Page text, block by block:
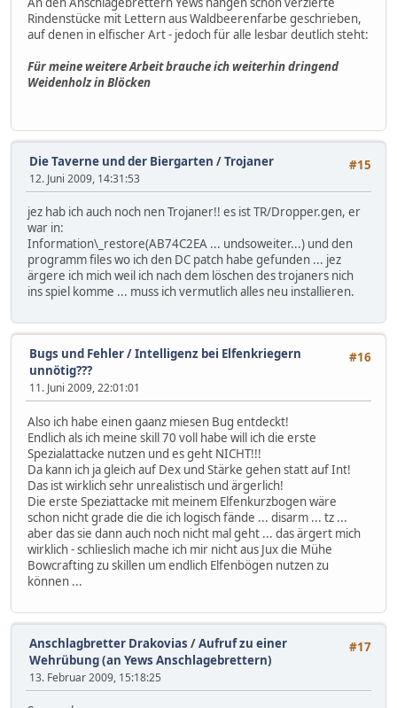
Rindenstücke mit Lettern aus Waldbeerenfarbe geschrieben,
auf denen in elfischer Art - jedoch für alle lesbar deutlich steht:
Für meine weitere Arbeit brauche ich weiterhin dringend
Weidenholz in Blöcken
#15
Die Taverne und der Biergarten /Trojaner
12. Juni 2009, 14:31:53
jez hab ich auch noch nen Trojaner!! es ist TR/Dropper.gen, er
war in:
Information\_restore(AB74C2EA ... undsoweiter...) und den
programm files wo ich den DC patch habe gefunden ... jez
ärgere ich mich weil ich nach dem löschen des trojaners nich
ins spiel komme ... muss ich vermutlich alles neu installieren.
#16
Bugs und Fehler/Intelligenz bei Elfenkriegern
unnötig???
11. Juni 2009, 22:01:01
Also ich habe einen gaanz miesen Bug entdeckt!
Endlich als ich meine skill 70 voll habe will ich die erste
Spezialattacke nutzen und es geht NICHT!!!
Da kann ich ja gleich auf Dex und Stärke gehen statt auf Int!
Das ist wirklich sehr unrealistisch und ärgerlich!
Die erste Speziattacke mit meinem Elfenkurzbogen wäre
schon nicht grade die die ich logisch fände ... disarm ... tz ...
aber das sie dann auch noch nicht mal geht ... das ärgert mich
wirklich - schlieslich mache ich mir nicht aus Jux die Mühe
Bowcrafting zu skillen um endlich Elfenbögen nutzen zu
können ...
#17
Anschlagbretter Drakovias /Aufruf zu einer
Wehrübung (an Yews Anschlagebrettern)
13. Februar 2009, 15:18:25